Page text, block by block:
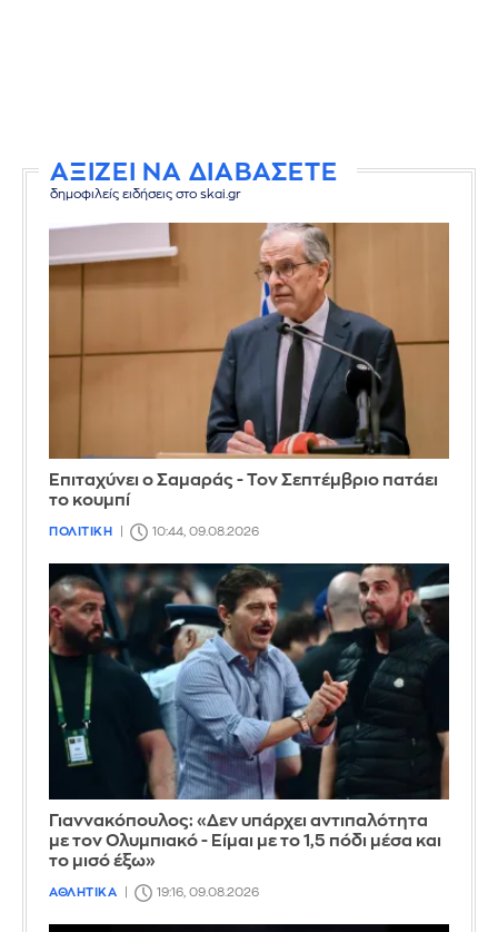
ΑΞΙΖΕΙ ΝΑ ΔΙΑΒΑΣΕΤΕ
δημοφιλείς ειδήσεις στο skai.gr
Επιταχύνει ο Σαμαράς - Τον Σεπτέμβριο πατάει
το κουμπί
ΠΟΛΙΤΙΚΗ 10:44, 09.08.2026
Γιαννακόπουλος: «Δεν υπάρχει αντιπαλότητα
με τον Ολυμπιακό - Είμαι με το 1,5 πόδι μέσα και
το μισό έξω»
ΑΘΛΗΤΙΚΑ 19:16, 09.08.2026